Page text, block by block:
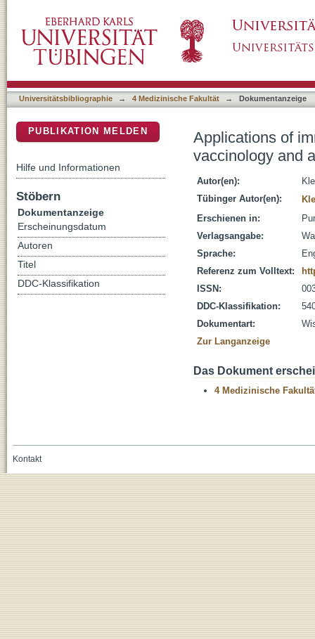
Universitätsbibliographie → 4 Medizinische Fakultät → Dokumentanzeige
Applications of
vaccinology and
Autor(en):
Tübinger Autor(en):
Erschienen in:
Verlagsangabe:
Sprache:
Referenz zum Volltext:
ISSN:
DDC-Klassifikation:
Dokumentart:
Zur Langanzeige
Das Dokument
4 Medizinische
PUBLIKATION MELDEN
Hilfe und Informationen
Stöbern
Dokumentanzeige
Erscheinungsdatum
Autoren
Titel
DDC-Klassifikation
Kontakt